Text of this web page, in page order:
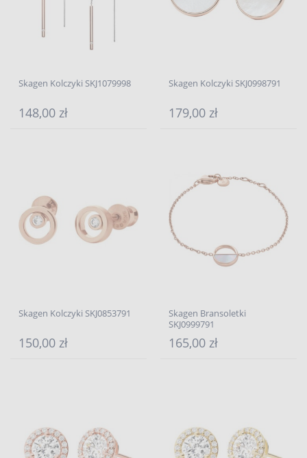
Skagen Kolczyki SKJ1079998
148,00 zł
Skagen Kolczyki SKJ0998791
179,00 zł
Skagen Kolczyki SKJ0853791
150,00 zł
Skagen Bransoletki
SKJ0999791
165,00 zł